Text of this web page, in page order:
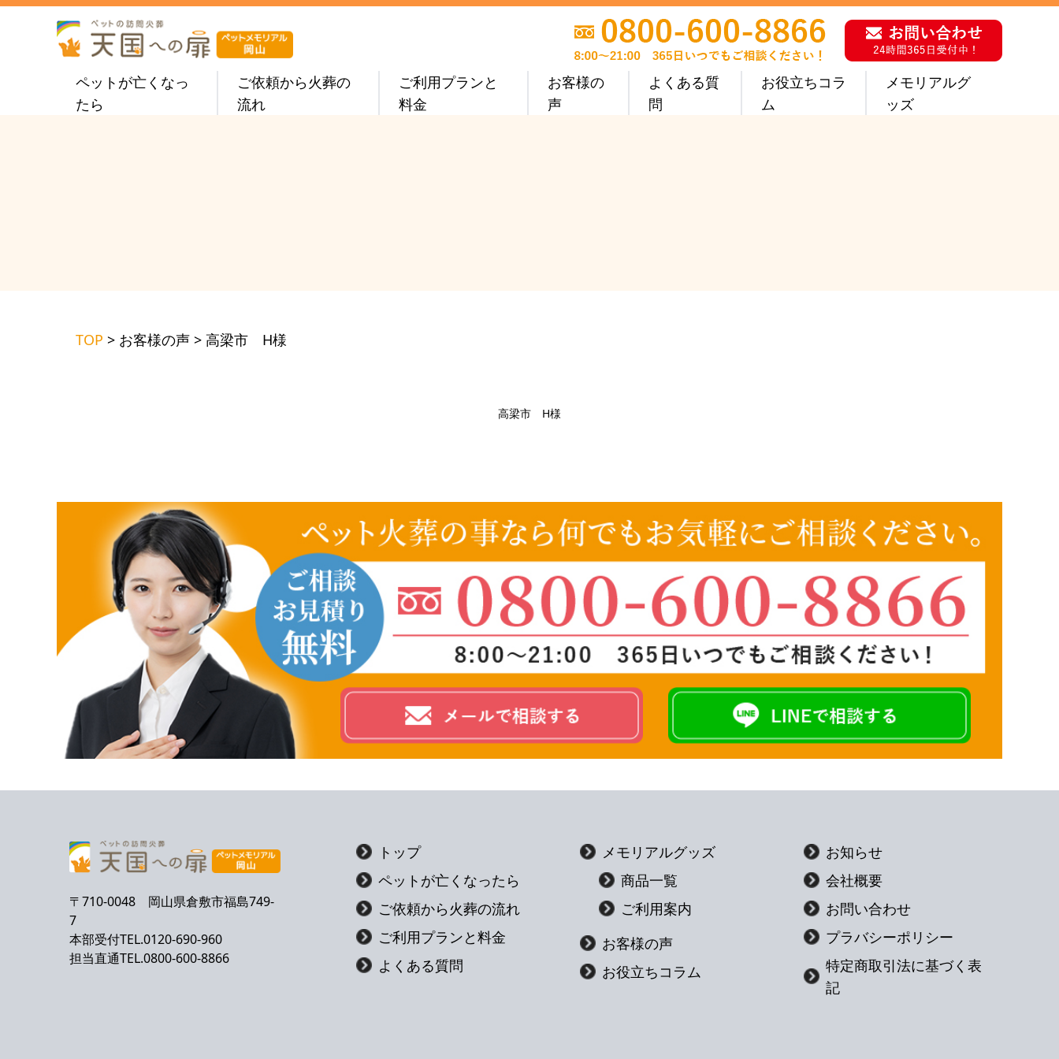
ペットが亡くなっ
たら
ご依頼から火葬の
流れ
ご利用プランと
料金
お客様の
声
よくある質
問
お役立ちコラ
ム
メモリアルグ
ッズ
TOP > お客様の声 > 高梁市 H様
高梁市 H様
〒710-0048 岡山県倉敷市福島749-
7
本部受付TEL.0120-690-960
担当直通TEL.0800-600-8866
トップ
ペットが亡くなったら
ご依頼から火葬の流れ
ご利用プランと料金
よくある質問
メモリアルグッズ
商品一覧
ご利用案内
お客様の声
お役立ちコラム
お知らせ
会社概要
お問い合わせ
プラバシーポリシー
特定商取引法に基づく表
記